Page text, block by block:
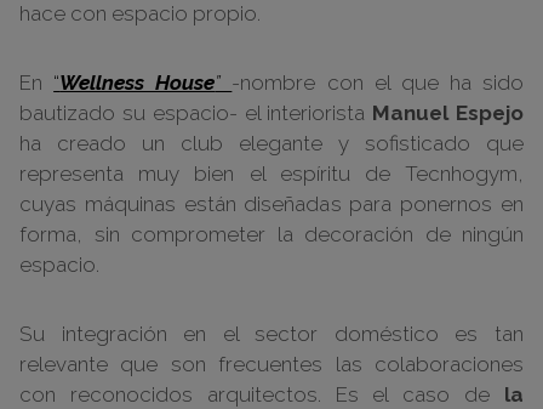
hace con espacio propio.
En “Wellness House” -nombre con el que ha sido
bautizado su espacio- el interiorista Manuel Espejo
ha creado un club elegante y sofisticado que
representa muy bien el espíritu de Tecnhogym,
cuyas máquinas están diseñadas para ponernos en
forma, sin comprometer la decoración de ningún
espacio.
Su integración en el sector doméstico es tan
relevante que son frecuentes las colaboraciones
con reconocidos arquitectos. Es el caso de la